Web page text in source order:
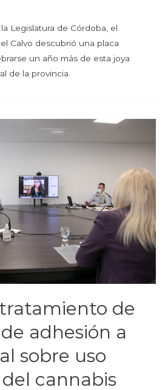
Legislatura de Córdoba, el
Calvo descubrió una placa
un año más de esta joya
de la provincia.
de
adhesión a
sobre uso
cannabis